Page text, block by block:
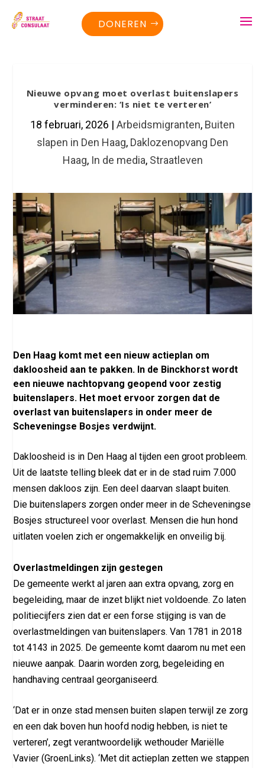
DONEREN
Nieuwe opvang moet overlast buitenslapers
verminderen: ‘Is niet te verteren’
18 februari, 2026 | Arbeidsmigranten, Buiten
slapen in Den Haag, Daklozenopvang Den
Haag, In de media, Straatleven
Den Haag komt met een nieuw actieplan om
dakloosheid aan te pakken. In de Binckhorst wordt
een nieuwe nachtopvang geopend voor zestig
buitenslapers. Het moet ervoor zorgen dat de
overlast van buitenslapers in onder meer de
Scheveningse Bosjes verdwijnt.
Dakloosheid is in Den Haag al tijden een groot probleem.
Uit de laatste telling bleek dat er in de stad ruim 7.000
mensen dakloos zijn. Een deel daarvan slaapt buiten.
Die buitenslapers zorgen onder meer in de Scheveningse
Bosjes structureel voor overlast. Mensen die hun hond
uitlaten voelen zich er ongemakkelijk en onveilig bij.
Overlastmeldingen zijn gestegen
De gemeente werkt al jaren aan extra opvang, zorg en
begeleiding, maar de inzet blijkt niet voldoende. Zo laten
politiecijfers zien dat er een forse stijging is van de
overlastmeldingen van buitenslapers. Van 1781 in 2018
tot 4143 in 2025. De gemeente komt daarom nu met een
nieuwe aanpak. Daarin worden zorg, begeleiding en
handhaving centraal georganiseerd.
‘Dat er in onze stad mensen buiten slapen terwijl ze zorg
en een dak boven hun hoofd nodig hebben, is niet te
verteren’, zegt verantwoordelijk wethouder Mariëlle
Vavier (GroenLinks). ‘Met dit actieplan zetten we stappen